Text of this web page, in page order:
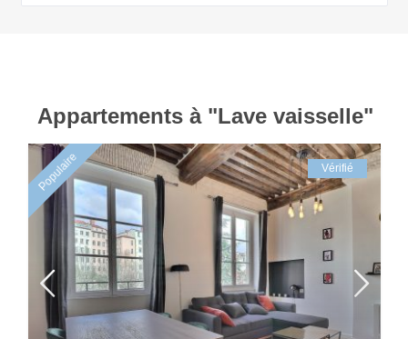
Appartements à "Lave vaisselle"
Populaire Vérifié